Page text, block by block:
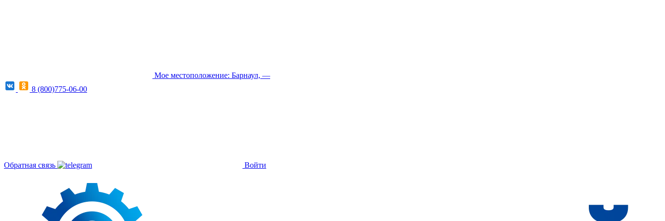
Мое местоположение: Барнаул, —
8 (800)775-06-00
Обратная связь Войти